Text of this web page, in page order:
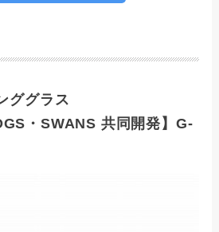
ググラス
・SWANS 共同開発】G-